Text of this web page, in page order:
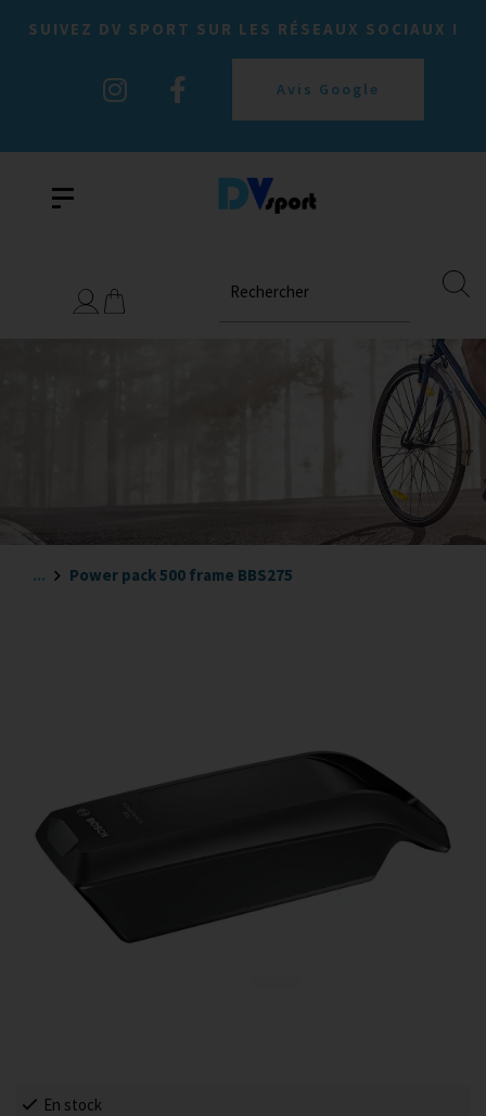
SUIVEZ DV SPORT SUR LES RÉSEAUX SOCIAUX !
Avis Google
Rechercher
... Power pack 500 frame BBS275
En stock